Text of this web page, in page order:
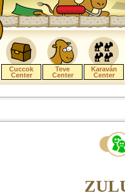
Cuccok
Center
Teve
Center
Karaván
Center